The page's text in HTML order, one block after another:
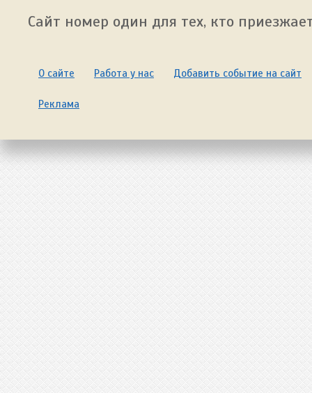
Сайт номер один для тех, кто
О сайте Работа у нас Добавить событие на сайт
Реклама